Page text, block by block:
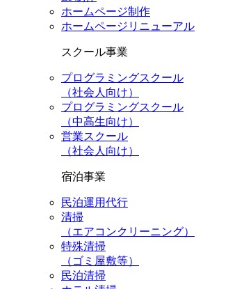
ホームページ制作
ホームページリニューアル
スクール事業
プログラミングスクール
（社会人向け）
プログラミングスクール
（中高生向け）
営業スクール
（社会人向け）
宿泊事業
民泊運用代行
清掃
（エアコンクリーニング）
特殊清掃
（ゴミ屋敷等）
民泊清掃